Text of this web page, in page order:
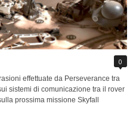
0
effettuate da Perseverance tra
sistemi di comunicazione tra il rover
prossima missione Skyfall